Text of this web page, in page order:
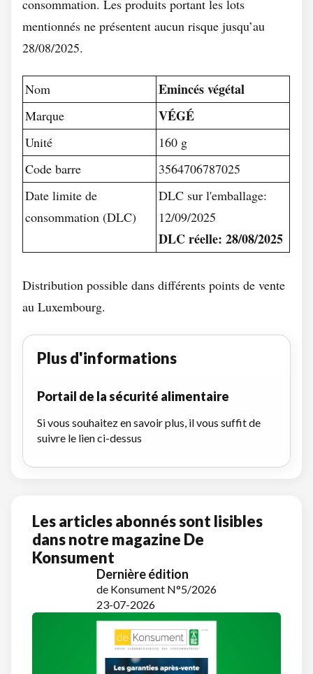
consommation. Les produits portant les lots
mentionnés ne présentent aucun risque jusqu’au
28/08/2025.
Nom Emincés végétal
Marque VÉGÉ
Unité
160 g
Code barre
3564706787025
Date limite de
consommation (DLC)
DLC sur l'emballage:
12/09/2025
DLC réelle: 28/08/2025
Distribution possible dans différents points de vente
au Luxembourg.
Plus d'informations
Portail de la sécurité alimentaire
Si vous souhaitez en savoir plus, il vous suffit de
suivre le lien ci-dessus
Les articles abonnés sont lisibles
dans notre magazine De
Konsument
Dernière édition
de Konsument N°5/2026
23-07-2026